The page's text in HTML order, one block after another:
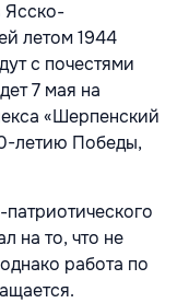
Ясско-
летом 1944
с почестями
7 мая на
«Шерпенский
летию Победы,
на то, что не
работа по